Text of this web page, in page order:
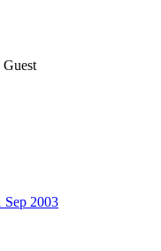
Guest
Sep 2003